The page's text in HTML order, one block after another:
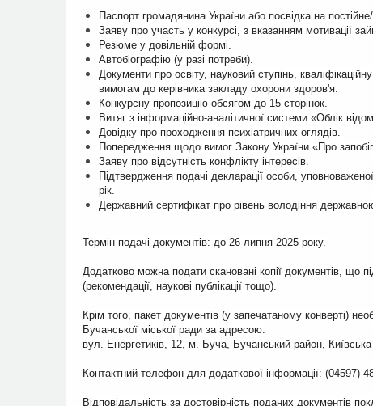
Паспорт громадянина України або посвідка на
Заяву про участь у конкурсі, з вказанням мотивації
Резюме у довільній формі.
Автобіографію (у разі потреби).
Документи про освіту, науковий ступінь,
вимогам до керівника закладу охорони здоров'я.
Конкурсну пропозицію обсягом до 15 сторінок.
Витяг з інформаційно-аналітичної системи «Облік
Довідку про проходження психіатричних оглядів.
Попередження щодо вимог Закону України «Про
Заяву про відсутність конфлікту інтересів.
Підтвердження подачі декларації особи,
рік.
Державний сертифікат про рівень володіння
Термін подачі документів: до 26 липня 2025 року.
Додатково можна подати скановані копії документів, що
(рекомендації, наукові публікації тощо).
Крім того, пакет документів (у запечатаному конверті)
Бучанської міської ради за адресою:
вул. Енергетиків, 12, м. Буча, Бучанський район,
Контактний телефон для додаткової інформації: (04597)
Відповідальність за достовірність поданих документів